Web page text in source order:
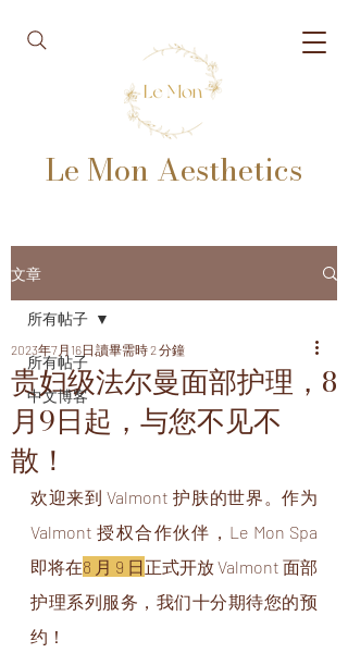
Le Mon Aesthetics
文章
所有帖子
中文博客
所有帖子
贵妇级法尔曼面部护理，8
月9日起，与您不见不
散！
2023年7月16日 讀畢需時 2 分鐘
欢迎来到 Valmont 护肤的世界。作为
Valmont 授权合作伙伴，Le Mon Spa
即将在8 月 9 日正式开放 Valmont 面部
护理系列服务，我们十分期待您的预
约！